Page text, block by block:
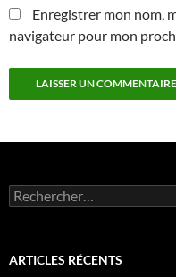
Enregistrer mon nom,
navigateur pour mon
Rechercher :
ARTICLES RÉCENTS